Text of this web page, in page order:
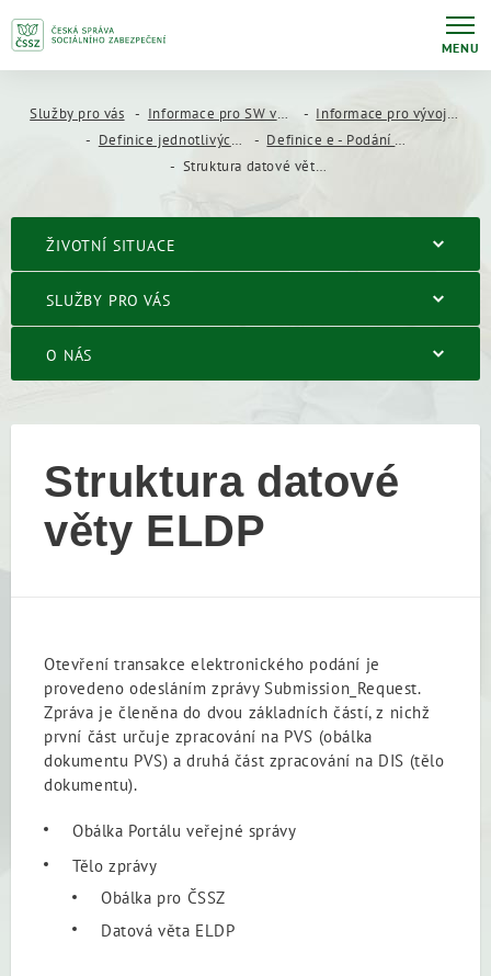
MENU
Služby pro vás Informace pro SW vývojáře
Informace pro vývojáře mzdových a personálních systémů
Definice jednotlivých druhů e - Podání
Definice e - Podání RELDP
Struktura datové věty ELDP
ŽIVOTNÍ SITUACE
SLUŽBY PRO VÁS
O NÁS
Struktura datové
věty ELDP
Otevření transakce elektronického podání je
provedeno odesláním zprávy Submission_Request.
Zpráva je členěna do dvou základních částí, z nichž
první část určuje zpracování na PVS (obálka
dokumentu PVS) a druhá část zpracování na DIS (tělo
dokumentu).
Obálka Portálu veřejné správy
Tělo zprávy
Obálka pro ČSSZ
Datová věta ELDP